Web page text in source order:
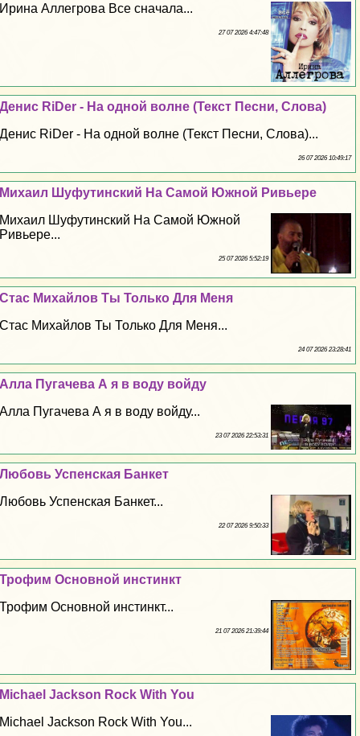
Ирина Аллегрова Все сначала...
27 07 2026 4:47:48
Денис RiDer - На одной волне (Текст Песни, Слова)
Денис RiDer - На одной волне (Текст Песни, Слова)...
26 07 2026 10:49:17
Михаил Шуфутинский На Самой Южной Ривьере
Михаил Шуфутинский На Самой Южной
Ривьере...
25 07 2026 5:52:19
Стас Михайлов Ты Только Для Меня
Стас Михайлов Ты Только Для Меня...
24 07 2026 23:28:41
Алла Пугачева А я в воду войду
Алла Пугачева А я в воду войду...
23 07 2026 22:53:31
Любовь Успенская Банкет
Любовь Успенская Банкет...
22 07 2026 9:50:33
Трофим Основной инстинкт
Трофим Основной инстинкт...
21 07 2026 21:39:44
Michael Jackson Rock With You
Michael Jackson Rock With You...